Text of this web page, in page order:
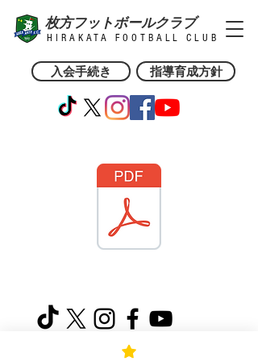
枚方フットボールクラブ
HIRAKATA FOOTBALL CLUB
入会手続き 指導育成方針
Email: